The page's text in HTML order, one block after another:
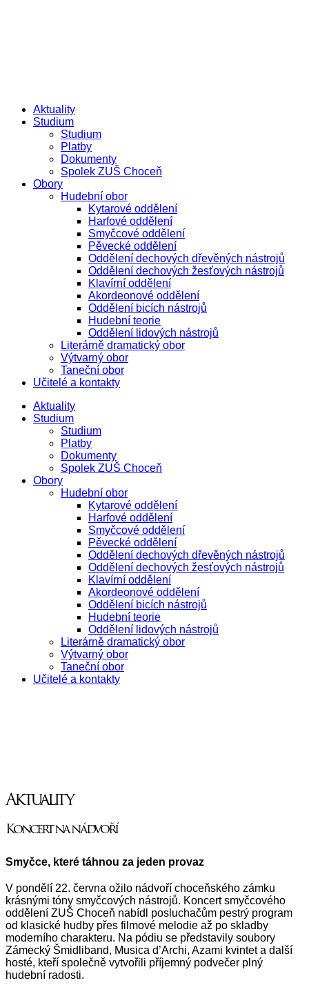
Aktuality
Studium
Studium
Platby
Dokumenty
Spolek ZUŠ Choceň
Obory
Hudební obor
Kytarové oddělení
Harfové oddělení
Smyčcové oddělení
Pěvecké oddělení
Oddělení dechových dřevěných nástrojů
Oddělení dechových žesťových nástrojů
Klavírní oddělení
Akordeonové oddělení
Oddělení bicích nástrojů
Hudební teorie
Oddělení lidových nástrojů
Literárně dramatický obor
Výtvarný obor
Taneční obor
Učitelé a kontakty
Aktuality
Studium
Studium
Platby
Dokumenty
Spolek ZUŠ Choceň
Obory
Hudební obor
Kytarové oddělení
Harfové oddělení
Smyčcové oddělení
Pěvecké oddělení
Oddělení dechových dřevěných nástrojů
Oddělení dechových žesťových nástrojů
Klavírní oddělení
Akordeonové oddělení
Oddělení bicích nástrojů
Hudební teorie
Oddělení lidových nástrojů
Literárně dramatický obor
Výtvarný obor
Taneční obor
Učitelé a kontakty
Aktuality
Koncert na nádvoří
Smyčce, které táhnou za jeden provaz
V pondělí 22. června ožilo nádvoří choceňského zámku
krásnými tóny smyčcových nástrojů. Koncert smyčcového
oddělení ZUŠ Choceň nabídl posluchačům pestrý program
od klasické hudby přes filmové melodie až po skladby
moderního charakteru. Na pódiu se představily soubory
Zámecký Šmidliband, Musica d’Archi, Azami kvintet a další
hosté, kteří společně vytvořili příjemný podvečer plný
hudební radosti.